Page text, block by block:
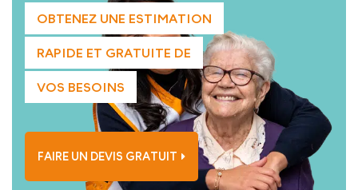
OBTENEZ UNE ESTIMATION
RAPIDE ET GRATUITE DE
VOS BESOINS
FAIRE UN DEVIS GRATUIT